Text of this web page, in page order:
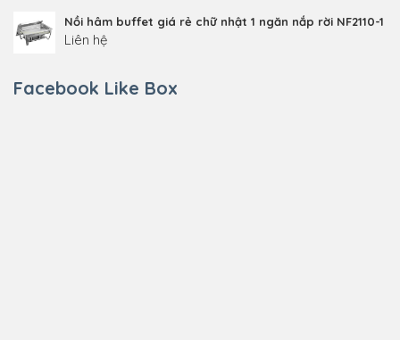
Nồi hâm buffet giá rẻ chữ nhật 1 ngăn nắp rời NF2110-1
Liên hệ
Facebook Like Box